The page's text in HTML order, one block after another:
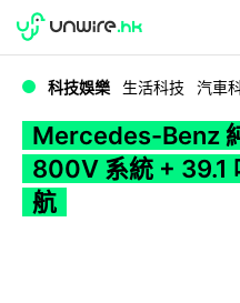
WWDC 2026
科技娛樂 生活科技 汽車
Mercedes-Benz
800V 系統 + 39.1
航